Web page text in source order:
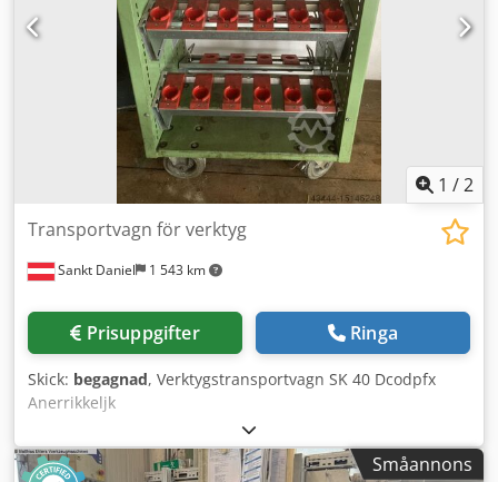
webbplats. Visningar kan ordnas efter överenskommelse.
Vi ser fram emot ditt besök. Ditt Markus Hirsch-team
1 /2
Sankt Daniel 1 543 km
Transportvagn för verktyg
Prisuppgifter Ringa
Skick: begagnad, Verktygstransportvagn SK 40 Dcodpfx
Anerrikkeljk
Småannons